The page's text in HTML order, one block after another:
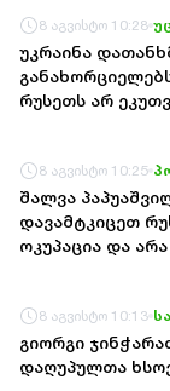
8 აგვისტო 10:28
უკრაინა
რუსეთს არ
8 აგვისტო 10:25
შალვა
დავამტკიცეთ
ოკუპაცია და
8 აგვისტო 10:13
გიორგი
დაღუპულთა